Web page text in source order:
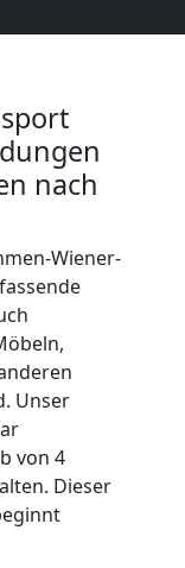
nach
Wiener-
Unser
von 4
Dieser